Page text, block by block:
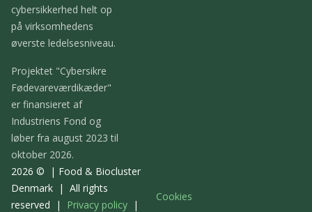
cybersikkerhed helt op
på virksomhedens
øverste ledelsesniveau.
Projektet "Cybersikre
Fødevareværdikæder"
er finansieret af
Industriens Fond og
løber fra august 2023 til
oktober 2026.
2026 © | Food & Biocluster
Denmark | All rights
reserved |
Privacy policy |
Cookies